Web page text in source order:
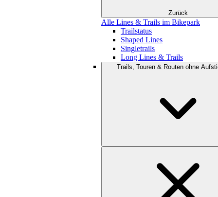
Zurück
Alle Lines & Trails im Bikepark
Trailstatus
Shaped Lines
Singletrails
Long Lines & Trails
Trails, Touren & Routen ohne